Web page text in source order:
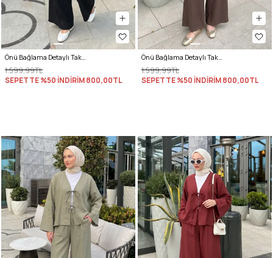
Önü Bağlama Detaylı Takım Y0143 - SİYAH
1.599,99TL
SEPETTE %50 İNDİRİM800,00TL
Önü Bağlama Detaylı Takım Y0143 - KAHVE
1.599,99TL
SEPETTE %50 İNDİRİM800,00TL